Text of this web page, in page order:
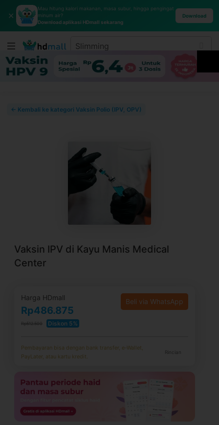
✕
Mau hitung kalori makanan, masa subur, hingga pengingat
minum air?
Download aplikasi HDmall sekarang
Download
← Kembali ke kategori Vaksin Polio (IPV, OPV)
Vaksin IPV di Kayu Manis Medical
Center
Harga HDmall
Rp486.875
Rp512.500 Diskon 5%
Beli via WhatsApp
Pembayaran bisa dengan bank transfer, e-Wallet,
PayLater, atau kartu kredit.
Rincian